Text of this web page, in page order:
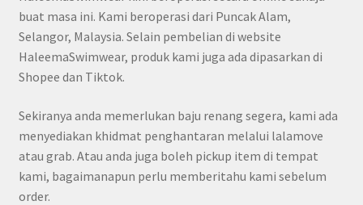
buat masa ini. Kami beroperasi dari Puncak Alam,
Selangor, Malaysia. Selain pembelian di website
HaleemaSwimwear, produk kami juga ada dipasarkan di
Shopee dan Tiktok.
Sekiranya anda memerlukan baju renang segera, kami ada
menyediakan khidmat penghantaran melalui lalamove
atau grab. Atau anda juga boleh pickup item di tempat
kami, bagaimanapun perlu memberitahu kami sebelum
order.